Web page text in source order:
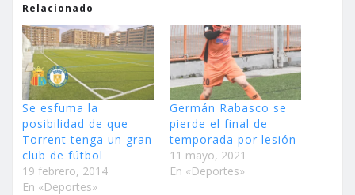
Relacionado
Se esfuma la
posibilidad de que
Torrent tenga un gran
club de fútbol
19 febrero, 2014
En «Deportes»
Germán Rabasco se
pierde el final de
temporada por lesión
11 mayo, 2021
En «Deportes»